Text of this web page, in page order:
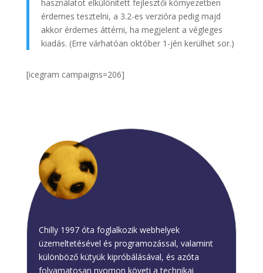
használatot elkülönített fejlesztői környezetben
érdemes tesztelni, a 3.2-es verzióra pedig majd
akkor érdemes áttérni, ha megjelent a végleges
kiadás. (Erre várhatóan október 1-jén kerülhet sor.)
[icegram campaigns=206]
Chilly 1997 óta foglalkozik webhelyek
üzemeltetésével és programozással, valamint
különböző kütyük kipróbálásával, és azóta
folyamatosan nyomon követi a technikai